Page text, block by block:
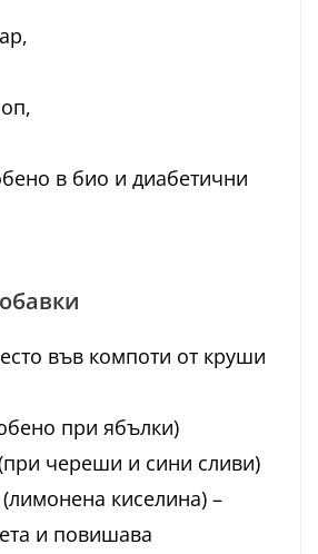
в био и диабетични
във компоти от круши
при ябълки)
череши и сини сливи)
киселина) –
и повишава